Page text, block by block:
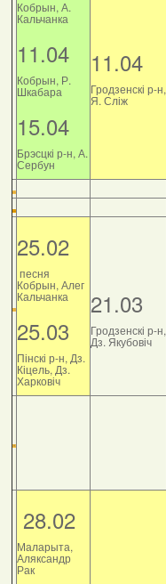
Кобрын, А.
Кальчанка
11.04
Кобрын, Р.
Шкабара
15.04
Брэсцкі р-н, А.
Сербун
11.04
Гродзенскі р-н,
Я. Сліж
25.02
песня
Кобрын, Алег
Кальчанка
25.03
Пінскі р-н, Дз.
Кіцель, Дз.
Харковіч
21.03
Гродзенскі р-н,
Дз. Якубовіч
28.02
Маларыта,
Аляксандр
Рак